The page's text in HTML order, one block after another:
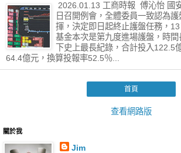
2026.01.13 工商時報 傅沁怡 國
日召開例會，全體委員一致認為
揮，決定即日起終止護盤任務，
基金本次是第九度進場護盤，時間
下史上最長紀錄，合計投入122.5
64.4億元，換算投報率52.5％...
首頁
查看網路版
關於我
Jim